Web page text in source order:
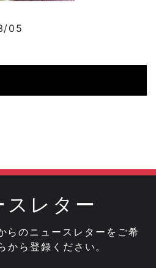
05
スレター
のニュースレターをご希
から登録ください。